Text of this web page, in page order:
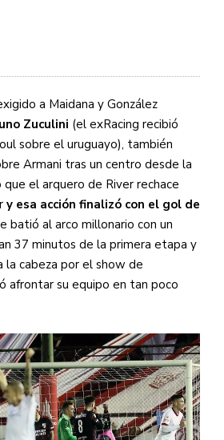
a Maidana y González
Zuculini (el exRacing recibió
sobre el uruguayo), también
Armani tras un centro desde la
el arquero de River rechace
y esa acción finalizó con el gol de
batió al arco millonario con un
37 minutos de la primera etapa y
la cabeza por el show de
afrontar su equipo en tan poco